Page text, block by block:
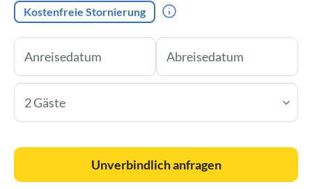
Kostenfreie Stornierung
2 Gäste
Unverbindlich anfragen